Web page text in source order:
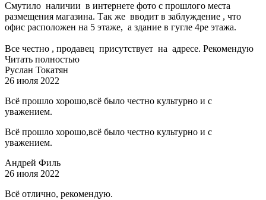
Смутило наличии в интернете фото с прошлого места
размещения магазина. Так же вводит в заблуждение , что
офис расположен на 5 этаже, а здание в гугле 4ре этажа.
Все честно , продавец присутствует на адресе. Рекомендую
Читать полностью
Руслан Токатян
26 июля 2022
Всё прошло хорошо,всё было честно культурно и с
уважением.
Всё прошло хорошо,всё было честно культурно и с
уважением.
Андрей Филь
26 июля 2022
Всё отлично, рекомендую.